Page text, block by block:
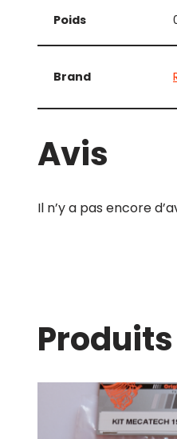
Poids
Brand
Avis
Il n’y a pas encore